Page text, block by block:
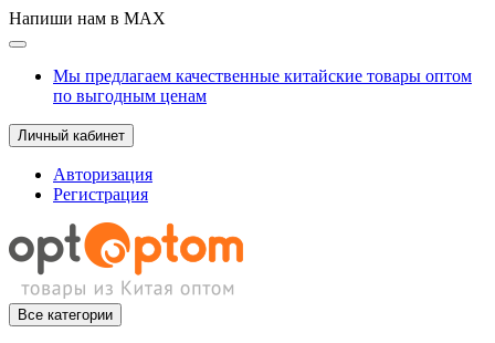
Напиши нам в MAX
Мы предлагаем качественные китайские товары оптом
по выгодным ценам
Личный кабинет
Авторизация
Регистрация
Все категории